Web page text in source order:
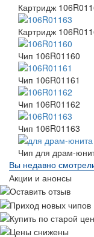
Картридж
Картридж
Чип 106R01160
Чип 106R01161
Чип 106R01162
Чип 106R01163
Чип для драм-
Вы недавно
Акции и анонсы